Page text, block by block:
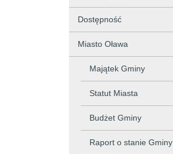
Dostępność
Miasto Oława
Majątek Gminy
Statut Miasta
Budżet Gminy
Raport o stanie Gminy